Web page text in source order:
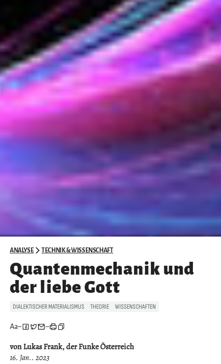
ANALYSE TECHNIK & WISSENSCHAFT
Quantenmechanik und
der liebe Gott
DIALEKTISCHER MATERIALISMUS THEORIE WISSENSCHAFTEN
Aa– –
von Lukas Frank, der Funke Österreich
16. Jan.. 2023